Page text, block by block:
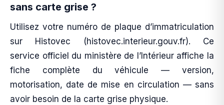
sans carte grise ?
Utilisez votre numéro de plaque d’immatriculation
sur Histovec (histovec.interieur.gouv.fr). Ce
service officiel du ministère de l’Intérieur affiche la
fiche complète du véhicule — version,
motorisation, date de mise en circulation — sans
avoir besoin de la carte grise physique.